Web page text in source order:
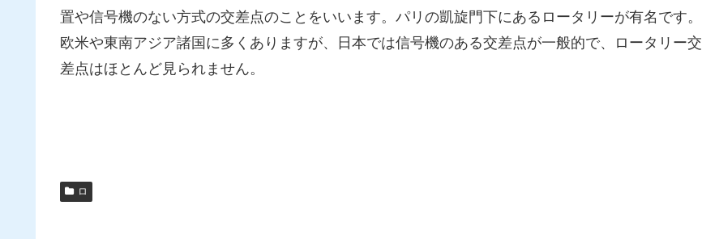
置や信号機のない方式の交差点のことをいいます。パリの凱旋門下にあるロータリーが有名です。
欧米や東南アジア諸国に多くありますが、日本では信号機のある交差点が一般的で、ロータリー交
差点はほとんど見られません。
ロ